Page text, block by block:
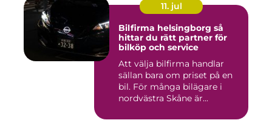
11. jul
Bilfirma helsingborg så
hittar du rätt partner för
bilköp och service
Att välja bilfirma handlar
sällan bara om priset på en
bil. För många bilägare i
nordvästra Skåne är...